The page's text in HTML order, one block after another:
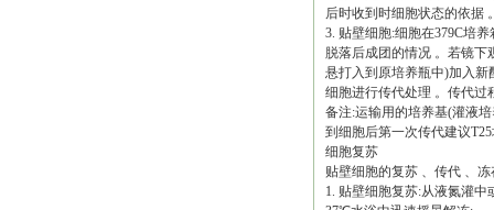
后时收到时细胞状态的依据
3. 贴壁细胞:细胞在379C培
脱落后成团的情况 。若镜
悬打入到原培养瓶中)加入新
细胞进行传代处理 。传代过
备注:运输用的培养基(灌液
到细胞后第一次传代建议
细胞复苏
贴壁细胞的复苏 、传代 、冻
1. 贴壁细胞复苏:从液氮灌